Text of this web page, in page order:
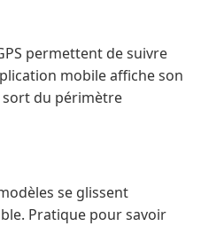
permettent de suivre
mobile affiche son
du périmètre
se glissent
Pratique pour savoir